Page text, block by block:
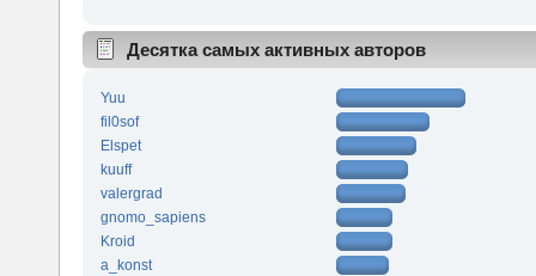
Десятка самых активных авторов
Yuu
fil0sof
Elspet
kuuff
valergrad
gnomo_sapiens
Kroid
a_konst